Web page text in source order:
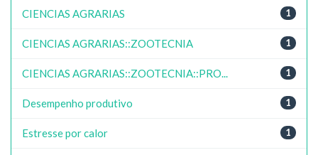
1
CIENCIAS AGRARIAS
1
CIENCIAS AGRARIAS::ZOOTECNIA
1
CIENCIAS AGRARIAS::ZOOTECNIA::PRO...
1
Desempenho produtivo
1
Estresse por calor